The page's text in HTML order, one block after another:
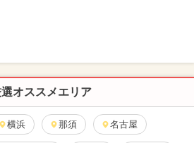
オススメエリア
横浜 那須 名古屋